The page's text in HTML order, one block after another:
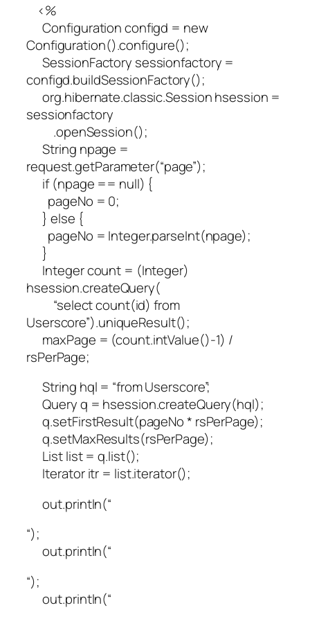
<%
Configuration configd = new
Configuration().configure();
SessionFactory sessionfactory =
configd.buildSessionFactory();
org.hibernate.classic.Session hsession =
sessionfactory
.openSession();
String npage =
request.getParameter(“page”);
if (npage == null) {
pageNo = 0;
} else {
pageNo = Integer.parseInt(npage);
}
Integer count = (Integer)
hsession.createQuery(
“select count(id) from
Userscore”).uniqueResult();
maxPage = (count.intValue()-1) /
rsPerPage;
String hql = “from Userscore”;
Query q = hsession.createQuery(hql);
q.setFirstResult(pageNo * rsPerPage);
q.setMaxResults(rsPerPage);
List list = q.list();
Iterator itr = list.iterator();
out.println(“
“);
out.println(“
“);
out.println(“